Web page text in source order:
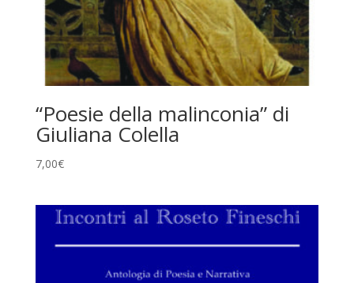
“Poesie della malinconia” di
Giuliana Colella
7,00€